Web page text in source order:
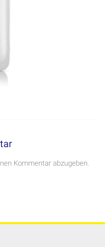
Kommentar abzugeben.